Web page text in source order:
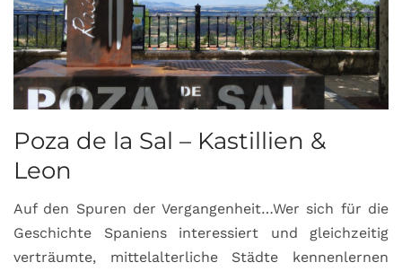
Poza de la Sal – Kastillien &
Leon
Auf den Spuren der Vergangenheit…Wer sich für die
Geschichte Spaniens interessiert und gleichzeitig
verträumte, mittelalterliche Städte kennenlernen